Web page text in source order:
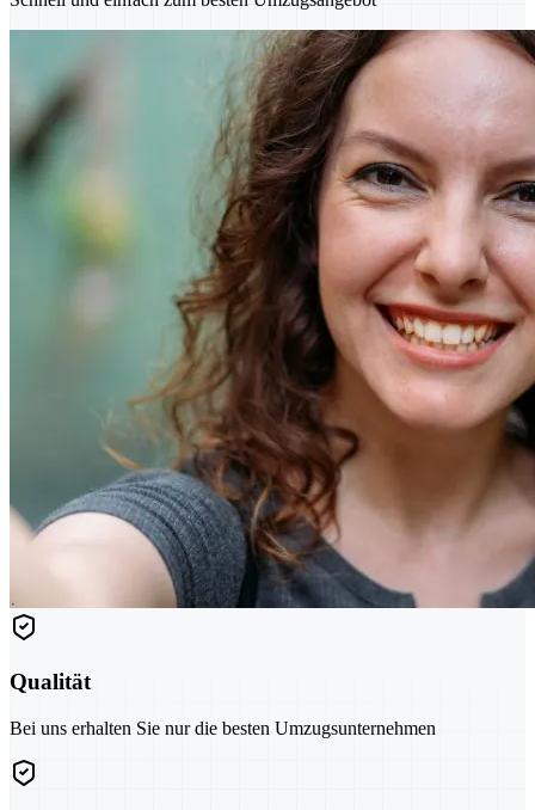
Qualität
Bei uns erhalten Sie nur die besten Umzugsunternehmen